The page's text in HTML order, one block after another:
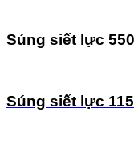
Súng siết lực
Súng siết lực